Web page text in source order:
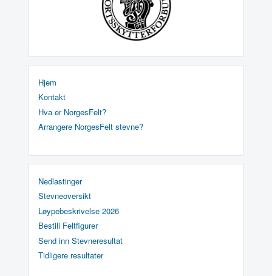
Hjem
Kontakt
Hva er NorgesFelt?
Arrangere NorgesFelt stevne?
Nedlastinger
Stevneoversikt
Løypebeskrivelse 2026
Bestill Feltfigurer
Send inn Stevneresultat
Tidligere resultater